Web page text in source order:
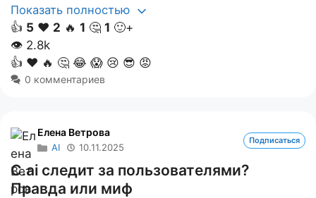
Показать полностью
👍 5 ❤️ 2 🔥 1 🤔 1 🙂+
👁 2.8k
👍 ❤️ 🔥 🤔 😂 😱 😢 😎 😡
0 комментариев
Елена Ветрова
AI 10.11.2025
Подписаться
C.ai следит за пользователями?
Правда или миф